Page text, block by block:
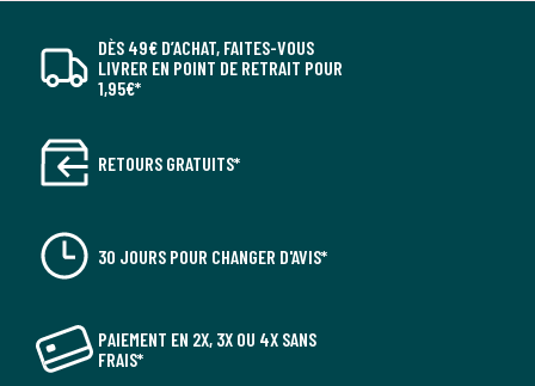
DÈS 49€ D’ACHAT, FAITES-VOUS
LIVRER EN POINT DE RETRAIT POUR
1,95€*
RETOURS GRATUITS*
30 JOURS POUR CHANGER D'AVIS*
PAIEMENT EN 2X, 3X OU 4X SANS
FRAIS*